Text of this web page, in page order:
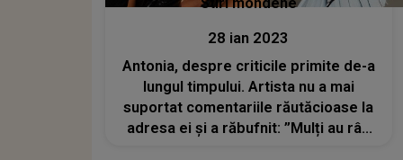
28 ian 2023
Antonia, despre criticile primite de-a
lungul timpului. Artista nu a mai
suportat comentariile răutăcioase la
adresa ei și a răbufnit: ”Mulți au râs